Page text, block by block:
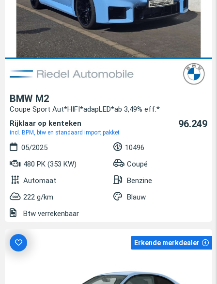
BMW M2
Coupe Sport Aut*HIFI*adapLED*ab 3,49% eff.*
Rijklaar op kenteken
incl. BPM, btw en standaard import pakket
96.249
05/2025
10496
480 PK (353 KW)
Coupé
Automaat
Benzine
222 g/km
Blauw
Btw verrekenbaar
Erkende merkdealer